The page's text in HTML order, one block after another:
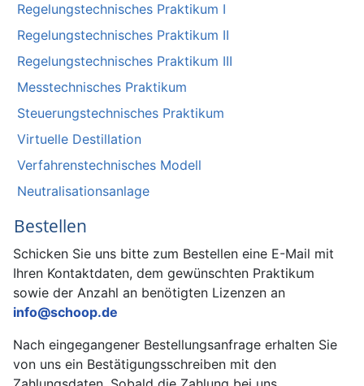
Regelungstechnisches Praktikum I
Regelungstechnisches Praktikum II
Regelungstechnisches Praktikum III
Messtechnisches Praktikum
Steuerungstechnisches Praktikum
Virtuelle Destillation
Verfahrenstechnisches Modell
Neutralisationsanlage
Bestellen
Schicken Sie uns bitte zum Bestellen eine E-Mail mit
Ihren Kontaktdaten, dem gewünschten Praktikum
sowie der Anzahl an benötigten Lizenzen an
info@schoop.de
Nach eingegangener Bestellungsanfrage erhalten Sie
von uns ein Bestätigungsschreiben mit den